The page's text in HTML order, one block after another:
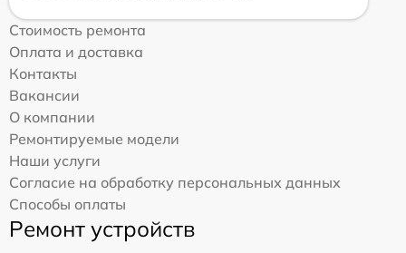
Стоимость ремонта
Оплата и доставка
Контакты
Вакансии
О компании
Ремонтируемые модели
Наши услуги
Согласие на обработку персональных данных
Способы оплаты
Ремонт устройств